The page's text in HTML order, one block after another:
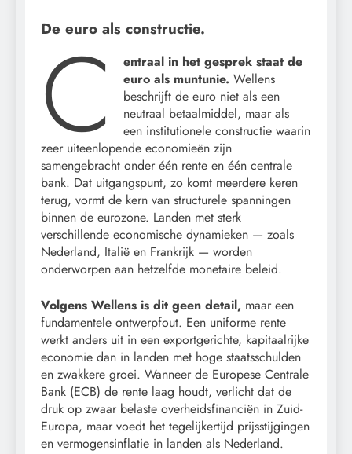
De euro als constructie.
C
entraal in het gesprek staat de
euro als muntunie. Wellens
beschrijft de euro niet als een
neutraal betaalmiddel, maar als
een institutionele constructie waarin
zeer uiteenlopende economieën zijn
samengebracht onder één rente en één centrale
bank. Dat uitgangspunt, zo komt meerdere keren
terug, vormt de kern van structurele spanningen
binnen de eurozone. Landen met sterk
verschillende economische dynamieken — zoals
Nederland, Italië en Frankrijk — worden
onderworpen aan hetzelfde monetaire beleid.
Volgens Wellens is dit geen detail, maar een
fundamentele ontwerpfout. Een uniforme rente
werkt anders uit in een exportgerichte, kapitaalrijke
economie dan in landen met hoge staatsschulden
en zwakkere groei. Wanneer de Europese Centrale
Bank (ECB) de rente laag houdt, verlicht dat de
druk op zwaar belaste overheidsfinanciën in Zuid-
Europa, maar voedt het tegelijkertijd prijsstijgingen
en vermogensinflatie in landen als Nederland.